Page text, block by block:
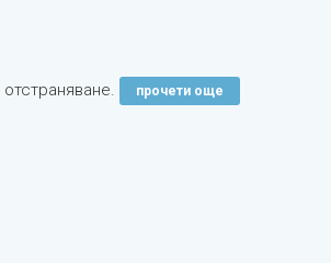
прочети още